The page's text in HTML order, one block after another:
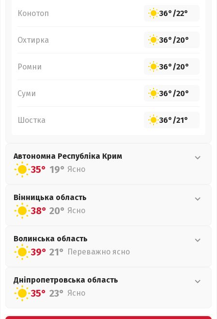
Конотоп 36°/22°
Охтирка 36°/20°
Ромни 36°/20°
Суми 36°/20°
Шостка 36°/21°
Автономна Республіка Крим
35° 19° Ясно
Вінницька область
38° 20° Ясно
Волинська область
39° 21° Переважно ясно
Дніпропетровська область
35° 23° Ясно